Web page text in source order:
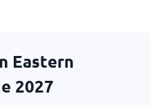
Eastern
2027